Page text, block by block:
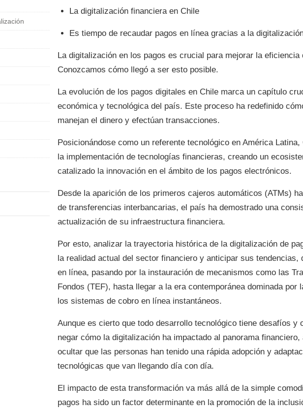
La digitalización financiera en Chile
Es tiempo de recaudar pagos en línea gracias a la
La digitalización en los pagos es crucial para mejorar la
Conozcamos cómo llegó a ser esto posible.
La evolución de los pagos digitales en Chile marca un capítulo
económica y tecnológica del país. Este proceso ha redefinido
manejan el dinero y efectúan transacciones.
Posicionándose como un referente tecnológico en América
la implementación de tecnologías financieras, creando un
catalizado la innovación en el ámbito de los pagos electrónicos.
Desde la aparición de los primeros cajeros automáticos (ATMs)
de transferencias interbancarias, el país ha demostrado una
actualización de su infraestructura financiera.
Por esto, analizar la trayectoria histórica de la digitalización de
la realidad actual del sector financiero y anticipar sus tendencias,
en línea, pasando por la instauración de mecanismos como las
Fondos (TEF), hasta llegar a la era contemporánea dominada
los sistemas de cobro en línea instantáneos.
Aunque es cierto que todo desarrollo tecnológico tiene desafíos y
negar cómo la digitalización ha impactado al panorama
ocultar que las personas han tenido una rápida adopción y
tecnológicas que van llegando día con día.
El impacto de esta transformación va más allá de la simple
pagos ha sido un factor determinante en la promoción de la